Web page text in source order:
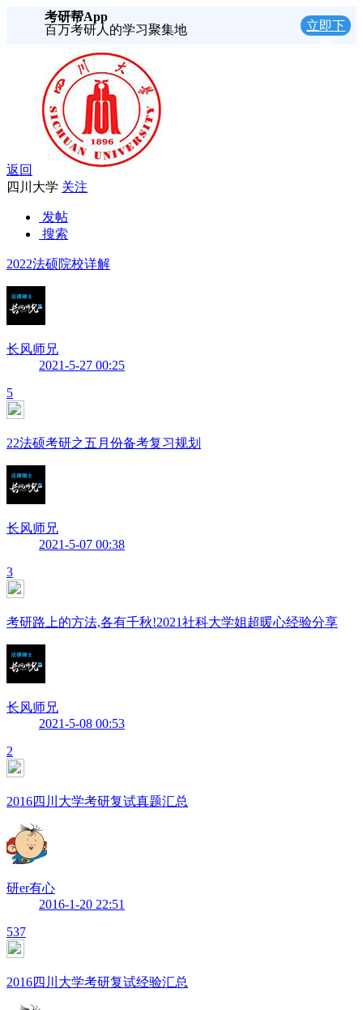
考研帮App
百万考研人的学习聚集地
立即下
返回
四川大学 关注
发帖
搜索
2022法硕院校详解
长风师兄
2021-5-27 00:25
5
22法硕考研之五月份备考复习规划
长风师兄
2021-5-07 00:38
3
考研路上的方法,各有千秋!2021社科大学姐超暖心经验分享
长风师兄
2021-5-08 00:53
2
2016四川大学考研复试真题汇总
研er有心
2016-1-20 22:51
537
2016四川大学考研复试经验汇总